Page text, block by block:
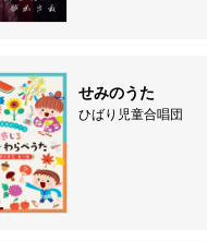
せみのうた
ひばり児童合唱団